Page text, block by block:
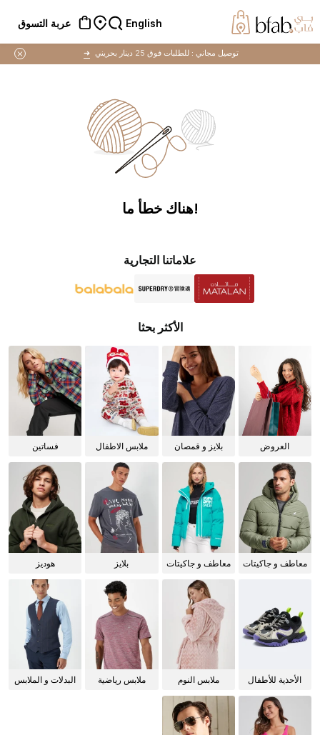
English عربة التسوق
توصيل مجاني :للطلبات فوق 25 دينار بحريني ➜
!هناك خطأ ما
علاماتنا التجارية
الأكثر بحثا
العروض
بلايز و قمصان
ملابس الاطفال فساتين
معاطف و جاكيتات
معاطف و جاكيتات
بلايز هوديز
الأحذية للأطفال
ملابس النوم
ملابس رياضية
البدلات و الملابس